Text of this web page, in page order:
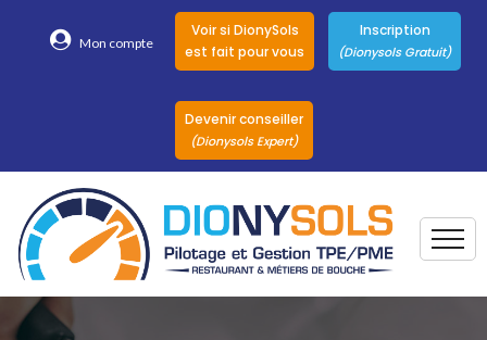
Mon compte
Voir si DionySols
est fait pour vous
Inscription
(Dionysols Gratuit)
Devenir conseiller
(Dionysols Expert)